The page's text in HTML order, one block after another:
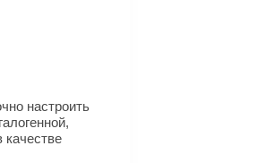
настроить